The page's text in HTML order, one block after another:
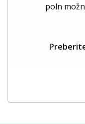
poln